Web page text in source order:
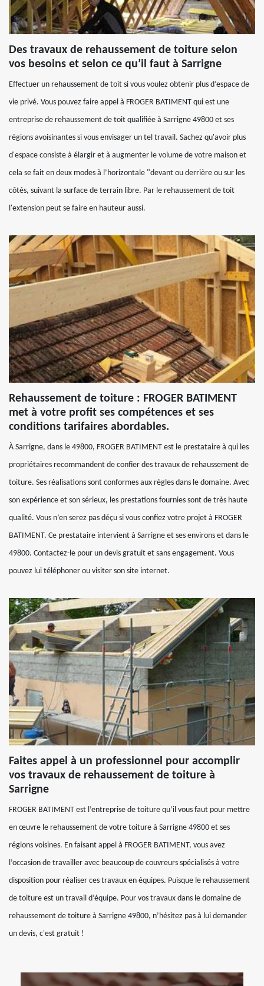
Des travaux de rehaussement de toiture selon
vos besoins et selon ce qu’il faut à Sarrigne
Effectuer un rehaussement de toit si vous voulez obtenir plus d’espace de
vie privé. Vous pouvez faire appel à FROGER BATIMENT qui est une
entreprise de rehaussement de toit qualifiée à Sarrigne 49800 et ses
régions avoisinantes si vous envisager un tel travail. Sachez qu'avoir plus
d'espace consiste à élargir et à augmenter le volume de votre maison et
cela se fait en deux modes à l’horizontale "devant ou derrière ou sur les
côtés, suivant la surface de terrain libre. Par le rehaussement de toit
l'extension peut se faire en hauteur aussi.
Rehaussement de toiture : FROGER BATIMENT
met à votre profit ses compétences et ses
conditions tarifaires abordables.
À Sarrigne, dans le 49800, FROGER BATIMENT est le prestataire à qui les
propriétaires recommandent de confier des travaux de rehaussement de
toiture. Ses réalisations sont conformes aux règles dans le domaine. Avec
son expérience et son sérieux, les prestations fournies sont de très haute
qualité. Vous n’en serez pas déçu si vous confiez votre projet à FROGER
BATIMENT. Ce prestataire intervient à Sarrigne et ses environs et dans le
49800. Contactez-le pour un devis gratuit et sans engagement. Vous
pouvez lui téléphoner ou visiter son site internet.
Faites appel à un professionnel pour accomplir
vos travaux de rehaussement de toiture à
Sarrigne
FROGER BATIMENT est l’entreprise de toiture qu’il vous faut pour mettre
en œuvre le rehaussement de votre toiture à Sarrigne 49800 et ses
régions voisines. En faisant appel à FROGER BATIMENT, vous avez
l’occasion de travailler avec beaucoup de couvreurs spécialisés à votre
disposition pour réaliser ces travaux en équipes. Puisque le rehaussement
de toiture est un travail d’équipe. Pour vos travaux dans le domaine de
rehaussement de toiture à Sarrigne 49800, n’hésitez pas à lui demander
un devis, c'est gratuit !